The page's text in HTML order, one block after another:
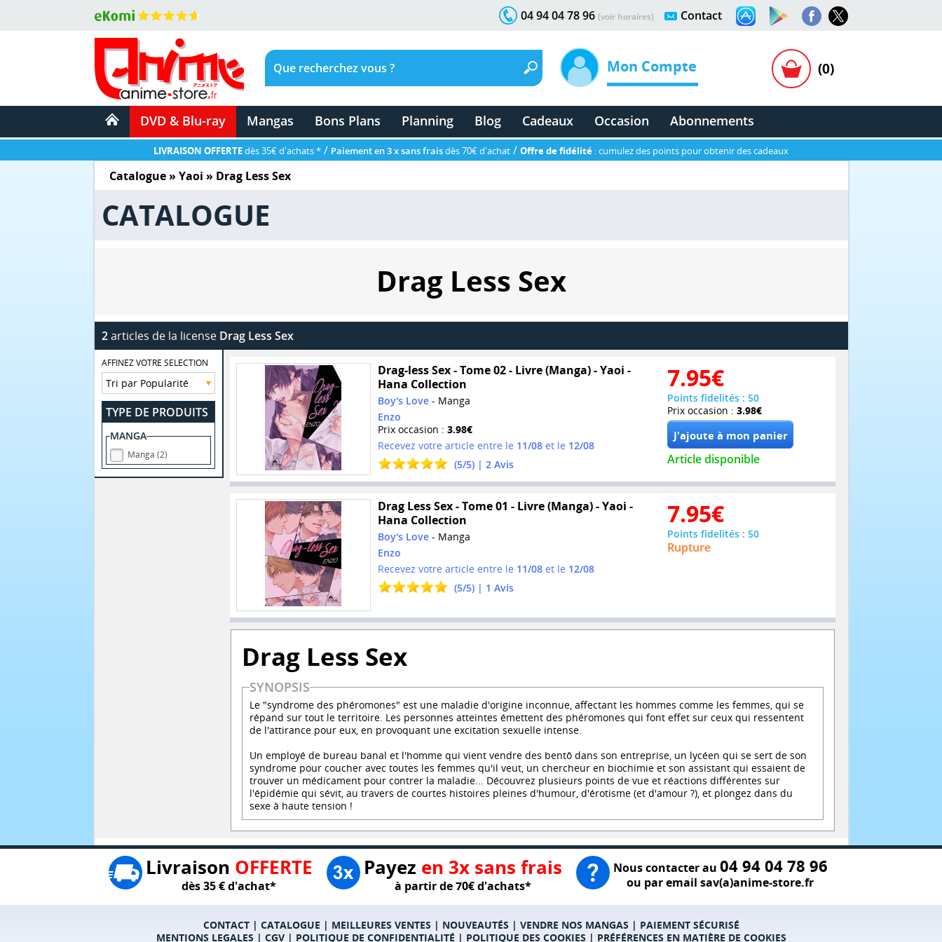
Contact
04 94 04 78 96 (voir horaires)
Mon Compte (0)
DVD & Blu-ray Mangas Bons Plans Planning Blog Cadeaux Occasion Abonnements
LIVRAISON OFFERTEdès 35€ d'achats * / Paiement en 3 x sans fraisdès 70€ d'achat / Offre de fidélité : cumulez des points pour obtenir des cadeaux
Catalogue» Yaoi » Drag Less Sex
CATALOGUE
Drag Less Sex
2articles de la license Drag Less Sex
AFFINEZ VOTRE SELECTION
TYPE DE PRODUITS
MANGA
Manga (2)
Drag-less Sex - Tome 02 - Livre (Manga) - Yaoi -
Hana Collection
Boy's Love- Manga
Enzo
Prix occasion : 3.98€
Recevez votre article entre le 11/08et le 12/08
(5/5) | 2Avis
7.95€
Points fidelités : 50
Prix occasion : 3.98€
Article disponible
Drag Less Sex - Tome 01 - Livre (Manga) - Yaoi -
Hana Collection
Boy's Love- Manga
Enzo
Recevez votre article entre le 11/08et le 12/08
(5/5) | 1 Avis
7.95€
Points fidelités : 50
Rupture
Drag Less Sex
SYNOPSIS
Le "syndrome des phéromones" est une maladie d'origine inconnue, affectant les hommes comme les femmes, qui se
répand sur tout le territoire. Les personnes atteintes émettent des phéromones qui font effet sur ceux qui ressentent
de l'attirance pour eux, en provoquant une excitation sexuelle intense.
Un employé de bureau banal et l'homme qui vient vendre des bentô dans son entreprise, un lycéen qui se sert de son
syndrome pour coucher avec toutes les femmes qu'il veut, un chercheur en biochimie et son assistant qui essaient de
trouver un médicament pour contrer la maladie... Découvrez plusieurs points de vue et réactions différentes sur
l'épidémie qui sévit, au travers de courtes histoires pleines d'humour, d'érotisme (et d'amour ?), et plongez dans du
sexe à haute tension !
Livraison OFFERTE
dès 35 € d'achat*
Payez en 3x sans frais
à partir de 70€ d'achats*
Nous contacter au 04 94 04 78 96
ou par email sav(a)anime-store.fr
CONTACT| CATALOGUE | MEILLEURES VENTES | NOUVEAUTÉS | VENDRE NOS MANGAS | PAIEMENT SÉCURISÉ
MENTIONS LEGALES | CGV| POLITIQUE DE CONFIDENTIALITÉ | POLITIQUE DES COOKIES | PRÉFÉRENCES EN MATIÈRE DE COOKIES